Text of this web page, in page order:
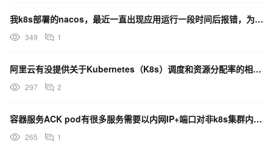
我k8s部署的nacos，最近一直出现应用运行一段时间后报错，为什么？
349 1
阿里云有没提供关于Kubernetes（K8s）调度和资源分配率的相关文档和功能介绍？
297 2
容器服务ACK pod有很多服务需要以内网IP+端口对非k8s集群内部对内网开放？
265 1